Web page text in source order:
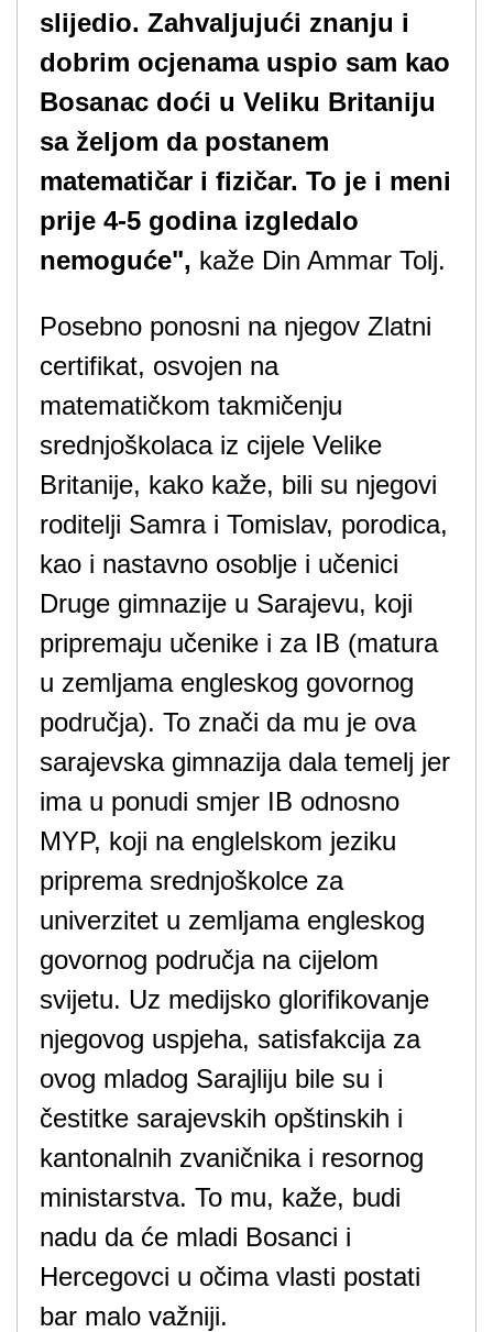
slijedio. Zahvaljujući znanju i
dobrim ocjenama uspio sam kao
Bosanac doći u Veliku Britaniju
sa željom da postanem
matematičar i fizičar. To je i meni
prije 4-5 godina izgledalo
nemoguće", kaže Din Ammar Tolj.
Posebno ponosni na njegov Zlatni
certifikat, osvojen na
matematičkom takmičenju
srednjoškolaca iz cijele Velike
Britanije, kako kaže, bili su njegovi
roditelji Samra i Tomislav, porodica,
kao i nastavno osoblje i učenici
Druge gimnazije u Sarajevu, koji
pripremaju učenike i za IB (matura
u zemljama engleskog govornog
područja). To znači da mu je ova
sarajevska gimnazija dala temelj jer
ima u ponudi smjer IB odnosno
MYP, koji na englelskom jeziku
priprema srednjoškolce za
univerzitet u zemljama engleskog
govornog područja na cijelom
svijetu. Uz medijsko glorifikovanje
njegovog uspjeha, satisfakcija za
ovog mladog Sarajliju bile su i
čestitke sarajevskih opštinskih i
kantonalnih zvaničnika i resornog
ministarstva. To mu, kaže, budi
nadu da će mladi Bosanci i
Hercegovci u očima vlasti postati
bar malo važniji.